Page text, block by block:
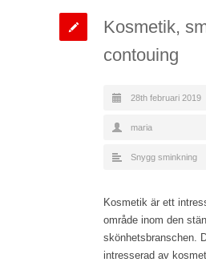
Kosmetik,
contouing
28th februari 2019
maria
Snygg sminkning
Kosmetik är ett
område inom den
skönhetsbranschen.
intresserad av